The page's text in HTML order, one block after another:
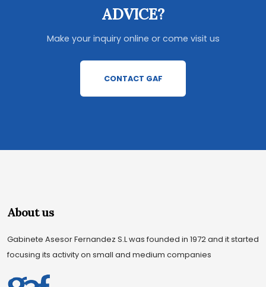
ADVICE?
Make your inquiry online or come visit us
CONTACT GAF
About us
Gabinete Asesor Fernandez S.L was founded in 1972 and it started
focusing its activity on small and medium companies